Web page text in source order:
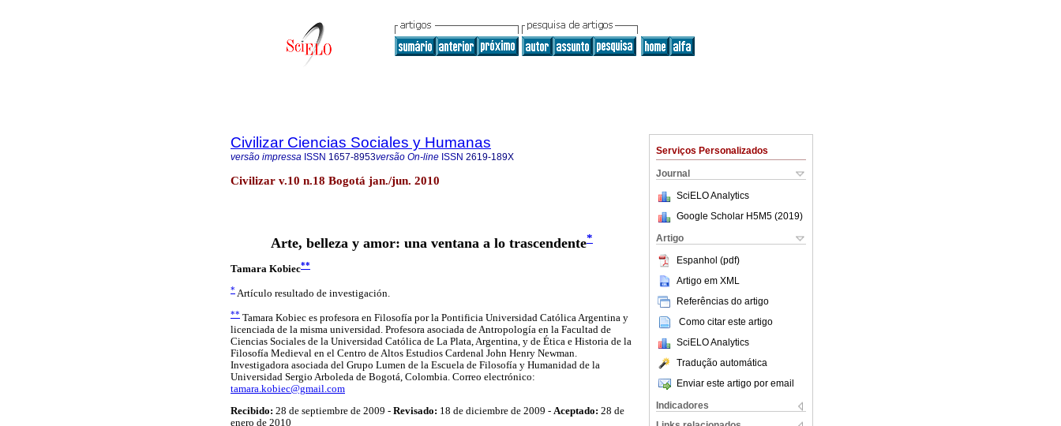
Serviços Personalizados
Journal
SciELO Analytics
Google Scholar H5M5 (2019)
Artigo
Espanhol (pdf)
Artigo em XML
Referências do artigo
Como citar este artigo
SciELO Analytics
Tradução automática
Enviar este artigo por email
Indicadores
Civilizar Ciencias Sociales y Humanas
versão impressa ISSN 1657-8953versão On-line ISSN 2619-189X
Civilizar v.10 n.18 Bogotá jan./jun. 2010
Arte, belleza y amor: una ventana a lo trascendente*
Tamara Kobiec**
* Artículo resultado de investigación.
** Tamara Kobiec es profesora en Filosofía por la Pontificia Universidad Católica Argentina y
licenciada de la misma universidad. Profesora asociada de Antropología en la Facultad de
Ciencias Sociales de la Universidad Católica de La Plata, Argentina, y de Ética e Historia de la
Filosofía Medieval en el Centro de Altos Estudios Cardenal John Henry Newman.
Investigadora asociada del Grupo Lumen de la Escuela de Filosofía y Humanidad de la
Universidad Sergio Arboleda de Bogotá, Colombia. Correo electrónico:
tamara.kobiec@gmail.com
Recibido: 28 de septiembre de 2009 - Revisado: 18 de diciembre de 2009 - Aceptado: 28 de
enero de 2010